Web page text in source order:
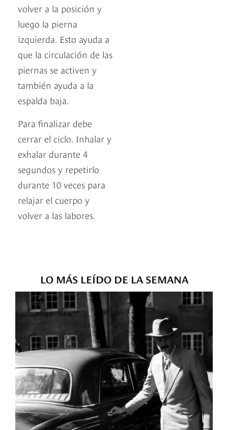
volver a la posición y
luego la pierna
izquierda. Esto ayuda a
que la circulación de las
piernas se activen y
también ayuda a la
espalda baja.
Para finalizar debe
cerrar el ciclo. Inhalar y
exhalar durante 4
segundos y repetirlo
durante 10 veces para
relajar el cuerpo y
volver a las labores.
LO MÁS LEÍDO DE LA SEMANA